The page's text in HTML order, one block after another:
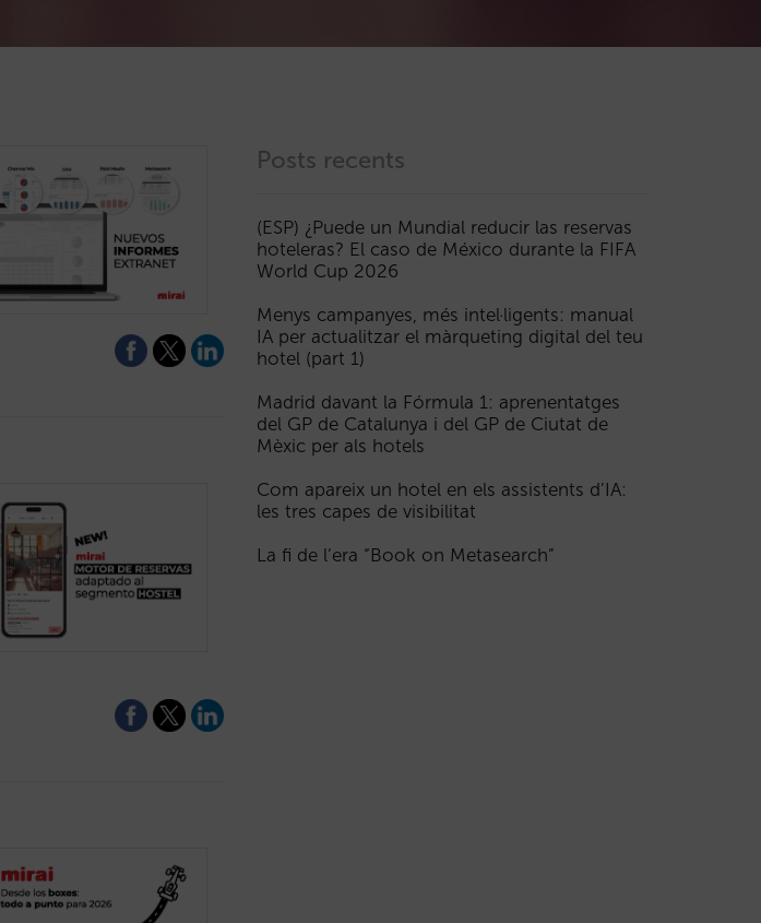
Posts recents
(ESP) ¿Puede un Mundial reducir las reservas
hoteleras? El caso de México durante la FIFA
World Cup 2026
Menys campanyes, més intel·ligents: manual
IA per actualitzar el màrqueting digital del teu
hotel (part 1)
Madrid davant la Fórmula 1: aprenentatges
del GP de Catalunya i del GP de Ciutat de
Mèxic per als hotels
Com apareix un hotel en els assistents d’IA:
les tres capes de visibilitat
La fi de l’era “Book on Metasearch”